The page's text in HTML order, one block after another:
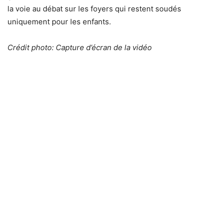
la voie au débat sur les foyers qui restent soudés
uniquement pour les enfants.
Crédit photo: Capture d’écran de la vidéo